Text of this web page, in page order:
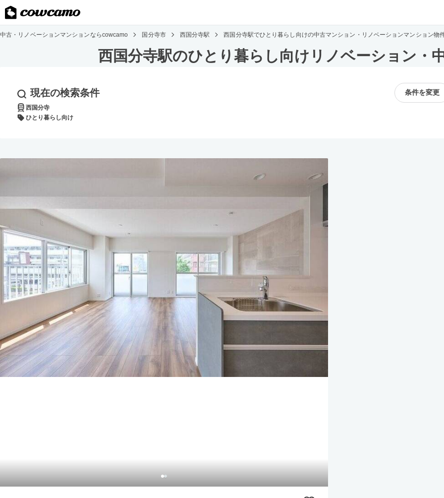
中古・リノベーションマンションならcowcamo 国分寺市 西国分寺駅 西国分寺駅でひとり暮らし向けの中古マンション・リノベーションマンション物
西国分寺駅のひとり暮らし向けリノベーション・
現在の検索条件 条件を変更
西国分寺
ひとり暮らし向け